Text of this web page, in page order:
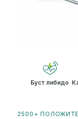
Буст либидо
2500+